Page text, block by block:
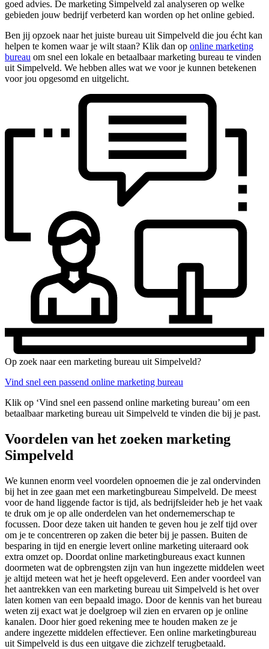
goed advies. De marketing Simpelveld zal analyseren op welke
gebieden jouw bedrijf verbeterd kan worden op het online gebied.
Ben jij opzoek naar het juiste bureau uit Simpelveld die jou écht kan
helpen te komen waar je wilt staan? Klik dan op online marketing
bureau om snel een lokale en betaalbaar marketing bureau te vinden
uit Simpelveld. We hebben alles wat we voor je kunnen betekenen
voor jou opgesomd en uitgelicht.
Op zoek naar een marketing bureau uit Simpelveld?
Vind snel een passend online marketing bureau
Klik op ‘Vind snel een passend online marketing bureau’ om een
betaalbaar marketing bureau uit Simpelveld te vinden die bij je past.
Voordelen van het zoeken marketing
Simpelveld
We kunnen enorm veel voordelen opnoemen die je zal ondervinden
bij het in zee gaan met een marketingbureau Simpelveld. De meest
voor de hand liggende factor is tijd, als bedrijfsleider heb je het vaak
te druk om je op alle onderdelen van het ondernemerschap te
focussen. Door deze taken uit handen te geven hou je zelf tijd over
om je te concentreren op zaken die beter bij je passen. Buiten de
besparing in tijd en energie levert online marketing uiteraard ook
extra omzet op. Doordat online marketingbureaus exact kunnen
doormeten wat de opbrengsten zijn van hun ingezette middelen weet
je altijd meteen wat het je heeft opgeleverd. Een ander voordeel van
het aantrekken van een marketing bureau uit Simpelveld is het over
laten komen van een bepaald imago. Door de kennis van het bureau
weten zij exact wat je doelgroep wil zien en ervaren op je online
kanalen. Door hier goed rekening mee te houden maken ze je
andere ingezette middelen effectiever. Een online marketingbureau
uit Simpelveld is dus een uitgave die zichzelf terugbetaald.